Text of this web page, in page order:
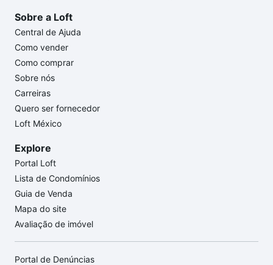
Sobre a Loft
Central de Ajuda
Como vender
Como comprar
Sobre nós
Carreiras
Quero ser fornecedor
Loft México
Explore
Portal Loft
Lista de Condomínios
Guia de Venda
Mapa do site
Avaliação de imóvel
Portal de Denúncias